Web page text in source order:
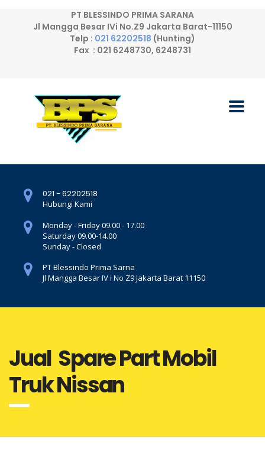
PT BLESSINDO PRIMA SARANA
Jl Mangga Besar IVi No.Z9 Jakarta Barat-11150
Telp : 021 62202518 (Hunting)
Fax : 021 6248730, 6248731
021 - 62202518
Hubungi Kami
Monday - Friday 09.00 - 17.00
Saturday 09.00-14.00
Sunday - Closed
PT Blessindo Prima Sarna
Jl Mangga Besar IV i No Z9 Jakarta Barat 11150
Jual Spare Part Mobil
Truk Nissan